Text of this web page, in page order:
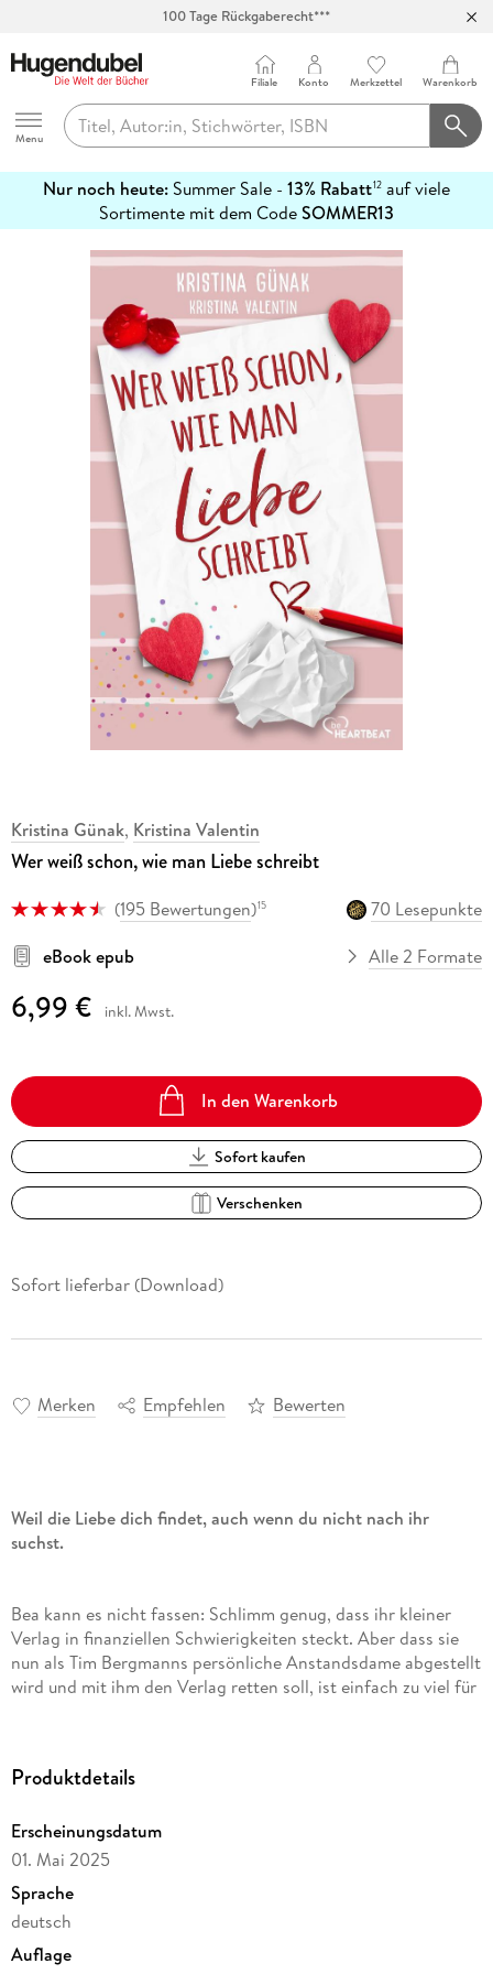
Abholung in über 100 Filialen
Hugendubel
Menu
Filiale Konto Merkzettel Warenkorb
Nur noch heute: Summer Sale - 13% Rabatt12 auf viele
Sortimente mit dem CodeSOMMER13
erfahren
Kristina Günak, Kristina Valentin
Wer weiß schon, wie man Liebe schreibt
(195 Bewertungen)15
70 Lesepunkte
eBook epub
Alle 2 Formate
6,99 € inkl. Mwst.
In den Warenkorb
Sofort kaufen
Verschenken
Sofort lieferbar (Download)
Merken Empfehlen Bewerten
Weil die Liebe dich findet, auch wenn du nicht nach ihr
suchst.
Bea kann es nicht fassen: Schlimm genug, dass ihr kleiner
Verlag in finanziellen Schwierigkeiten steckt. Aber dass sie
nun als Tim Bergmanns persönliche Anstandsdame abgestellt
wird und mit ihm den Verlag retten soll, ist einfach zu viel für
Bogen macht. Doch während sie versucht, das Chaos von
Liebe absolut nichts von ihren Plänen hält . . .
'Lach- und Glücksgarantie! Wenn es jemand mit Sophie
Kinsella und Co. aufnehmen kann, dann definitiv Kristina
Günak.'Literaturmarkt
Produktdetails
Erscheinungsdatum
01. Mai 2025
Sprache
deutsch
Auflage